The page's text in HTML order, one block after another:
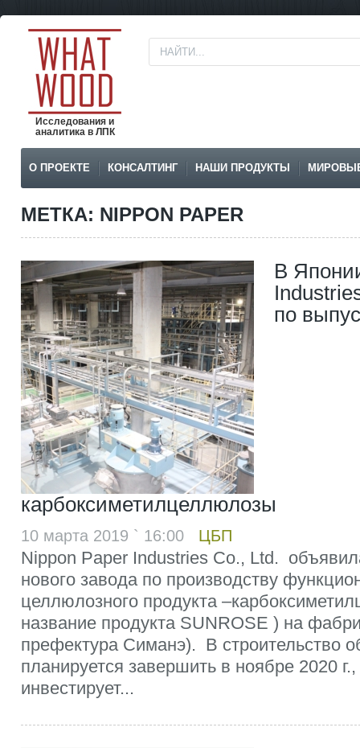
Исследования и
аналитика в ЛПК
О ПРОЕКТЕ КОНСАЛТИНГ НАШИ ПРОДУКТЫ
МЕТКА: NIPPON PAPER
В
по
карбоксиметилцеллюлозы
10 марта 2019 ` 16:00 ЦБП
Nippon Paper Industries Co., Ltd.
нового завода по производству
целлюлозного продукта
название продукта SUNROSE ) на
префектура Симанэ). В строительство
планируется завершить в ноябре 2020
инвестирует...